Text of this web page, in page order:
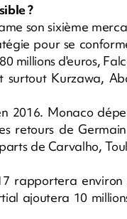
?
son sixième
pour se
millions d'euros,
surtout Kurzawa,
2016. Monaco
retours de
de Carvalho,
rapportera
ajoutera 10